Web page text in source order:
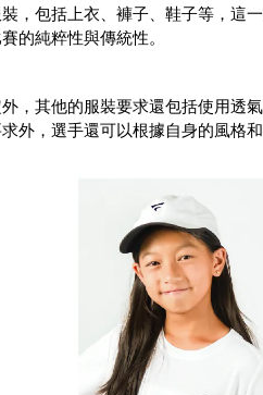
，包括上衣、褲子、鞋子等，這
的純粹性與傳統性。
，其他的服裝要求還包括使用透
外，選手還可以根據自身的風格